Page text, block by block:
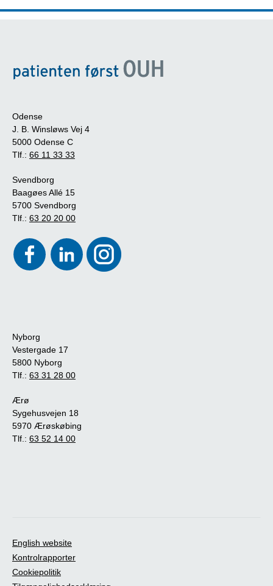
Odense
J. B. Winsløws Vej 4
5000 Odense C
Tlf.: 66 11 33 33
Svendborg
Baagøes Allé 15
5700 Svendborg
Tlf.: 63 20 20 00
Nyborg
Vestergade 17
5800 Nyborg
Tlf.: 63 31 28 00
Ærø
Sygehusvejen 18
5970 Ærøskøbing
Tlf.: 63 52 14 00
English website
Kontrolrapporter
Cookiepolitik